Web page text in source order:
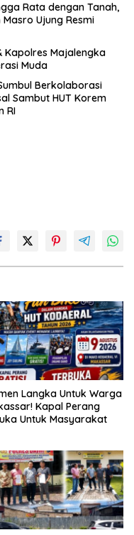
Rata dengan Tanah,
Ujung Resmi
Kapolres Majalengka
Muda
Berkolaborasi
Sambut HUT Korem
RI
Langka Untuk Warga
Kapal Perang
Untuk Masyarakat